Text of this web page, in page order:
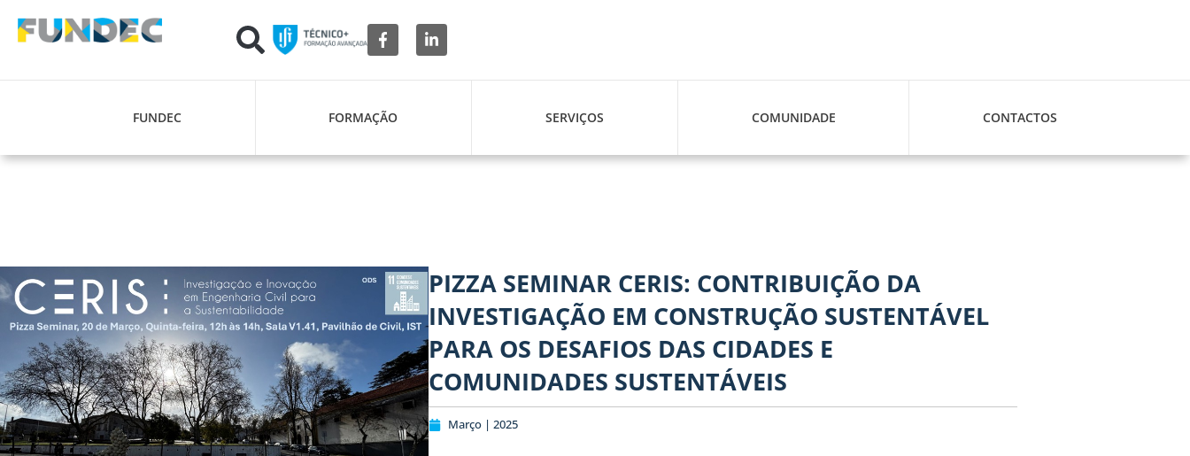
FUNDEC FORMAÇÃO SERVIÇOS COMUNIDADE CONTACTOS
PIZZA SEMINAR CERIS: CONTRIBUIÇÃO DA
INVESTIGAÇÃO EM CONSTRUÇÃO SUSTENTÁVEL
PARA OS DESAFIOS DAS CIDADES E
COMUNIDADES SUSTENTÁVEIS ​​
Março | 2025